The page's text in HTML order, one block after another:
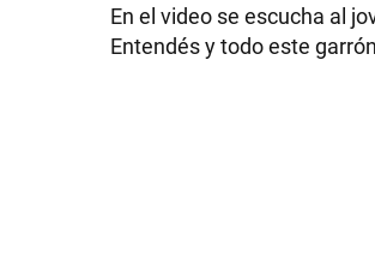
En el video se escucha al
Entendés y todo este